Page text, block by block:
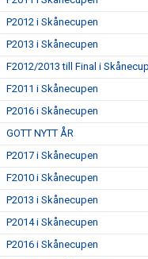
P2012 i Skånecupen
P2013 i Skånecupen
F2012/2013 till Final i
F2011 i Skånecupen
P2016 i Skånecupen
GOTT NYTT ÅR
P2017 i Skånecupen
F2010 i Skånecupen
P2013 i Skånecupen
P2014 i Skånecupen
P2016 i Skånecupen